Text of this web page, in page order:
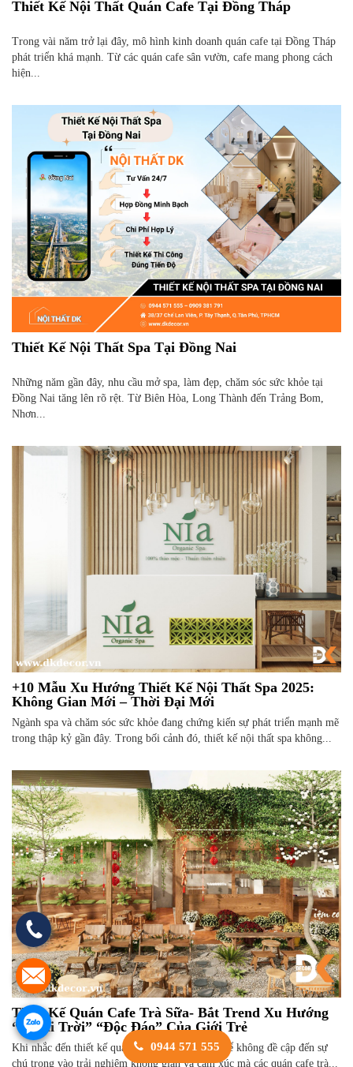
Thiết Kế Nội Thất Quán Cafe Tại Đồng Tháp
Trong vài năm trở lại đây, mô hình kinh doanh quán cafe tại Đồng Tháp
phát triển khá mạnh. Từ các quán cafe sân vườn, cafe mang phong cách
hiện...
Thiết Kế Nội Thất Spa Tại Đồng Nai
Những năm gần đây, nhu cầu mở spa, làm đẹp, chăm sóc sức khỏe tại
Đồng Nai tăng lên rõ rệt. Từ Biên Hòa, Long Thành đến Trảng Bom,
Nhơn...
+10 Mẫu Xu Hướng Thiết Kế Nội Thất Spa 2025:
Không Gian Mới – Thời Đại Mới
Ngành spa và chăm sóc sức khỏe đang chứng kiến sự phát triển mạnh mẽ
trong thập kỷ gần đây. Trong bối cảnh đó, thiết kế nội thất spa không...
Thiết Kế Quán Cafe Trà Sữa- Bắt Trend Xu Hướng
“Ngoài Trời” “Độc Đáo” Của Giới Trẻ
Khi nhắc đến thiết kế quán cafe trà sữa không thể không đề cập đến sự
chú trọng vào trải nghiệm không gian và cảm xúc mà các quán cafe trà...
0944 571 555